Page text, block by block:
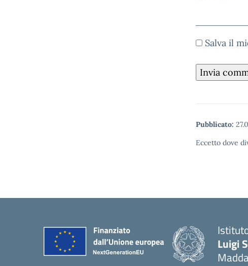
Salva il
Pubblicato:
Eccetto dove
Luigi